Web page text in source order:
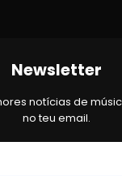
Newsletter
notícias de
no teu email.